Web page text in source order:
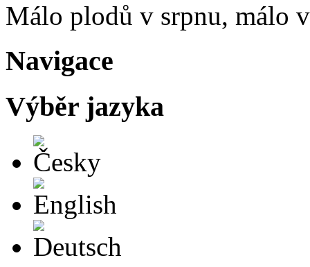
Málo plodů v srpnu, málo
Navigace
Výběr jazyka